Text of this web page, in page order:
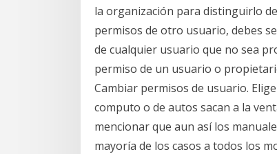
la organización para distinguirlo
permisos de otro usuario, debes
de cualquier usuario que no sea
permiso de un usuario o
Cambiar permisos de usuario.
computo o de autos sacan a la
mencionar que aun así los
mayoría de los casos a todos los